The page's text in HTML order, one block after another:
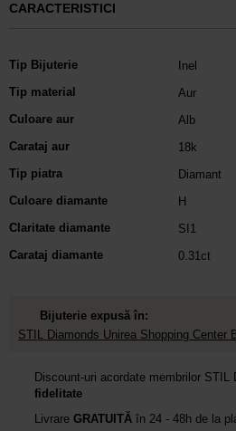
CARACTERISTICI
Tip Bijuterie
Inel
Tip material
Aur
Culoare aur
Alb
Carataj aur
18k
Tip piatra
Diamant
Culoare diamante
H
Claritate diamante
SI1
Carataj diamante
0.31ct
Bijuterie expusă în:
STIL Diamonds Unirea Shopping Center
Discount-uri acordate membrilor STIL
fidelitate
Livrare GRATUITĂ în 24 - 48h de la